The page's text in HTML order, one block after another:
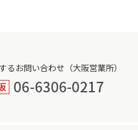
るお問い合わせ（大阪営業所）